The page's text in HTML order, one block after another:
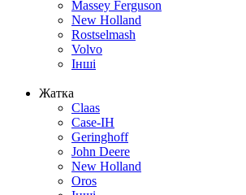
Massey Ferguson
New Holland
Rostselmash
Volvo
Інші
Жатка
Claas
Case-IH
Geringhoff
John Deere
New Holland
Oros